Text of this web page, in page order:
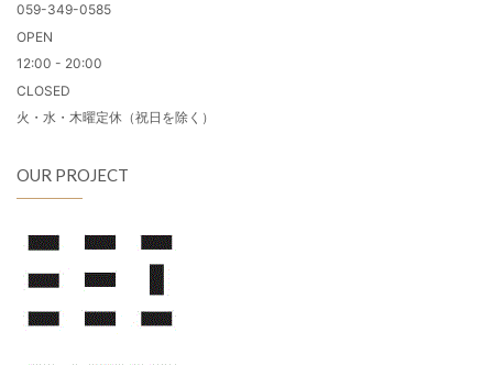
059-349-0585
OPEN
12:00 - 20:00
CLOSED
火・水・木曜定休（祝日を除く）
OUR PROJECT